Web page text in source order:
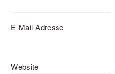
E-Mail-Adresse
Website